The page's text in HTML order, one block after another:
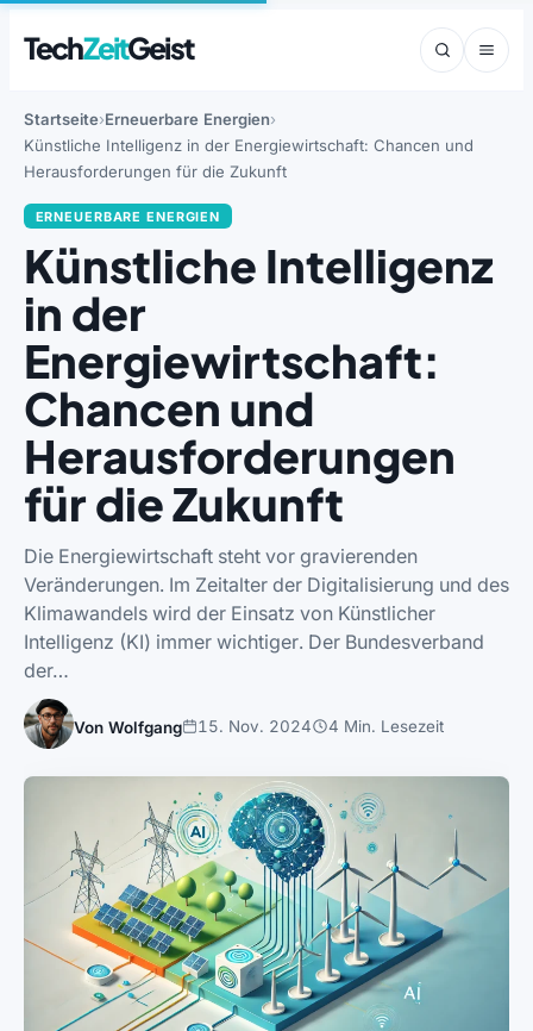
TechZeitGeist
Startseite Erneuerbare Energien
Künstliche Intelligenz in der Energiewirtschaft: Chancen und
Herausforderungen für die Zukunft
ERNEUERBARE ENERGIEN
Künstliche Intelligenz
in der
Energiewirtschaft:
Chancen und
Herausforderungen
für die Zukunft
Die Energiewirtschaft steht vor gravierenden
Veränderungen. Im Zeitalter der Digitalisierung und des
Klimawandels wird der Einsatz von Künstlicher
Intelligenz (KI) immer wichtiger. Der Bundesverband
der…
Von Wolfgang 15. Nov. 2024 4 Min. Lesezeit